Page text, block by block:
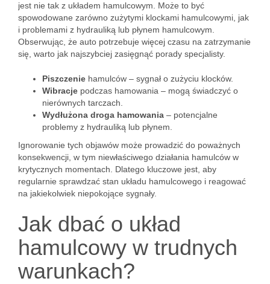
jest nie tak z układem hamulcowym. Może to być
spowodowane zarówno zużytymi klockami hamulcowymi, jak
i problemami z hydrauliką lub płynem hamulcowym.
Obserwując, że auto potrzebuje więcej czasu na zatrzymanie
się, warto jak najszybciej zasięgnąć porady specjalisty.
Piszczenie hamulców – sygnał o zużyciu klocków.
Wibracje podczas hamowania – mogą świadczyć o
nierównych tarczach.
Wydłużona droga hamowania – potencjalne
problemy z hydrauliką lub płynem.
Ignorowanie tych objawów może prowadzić do poważnych
konsekwencji, w tym niewłaściwego działania hamulców w
krytycznych momentach. Dlatego kluczowe jest, aby
regularnie sprawdzać stan układu hamulcowego i reagować
na jakiekolwiek niepokojące sygnały.
Jak dbać o układ
hamulcowy w trudnych
warunkach?